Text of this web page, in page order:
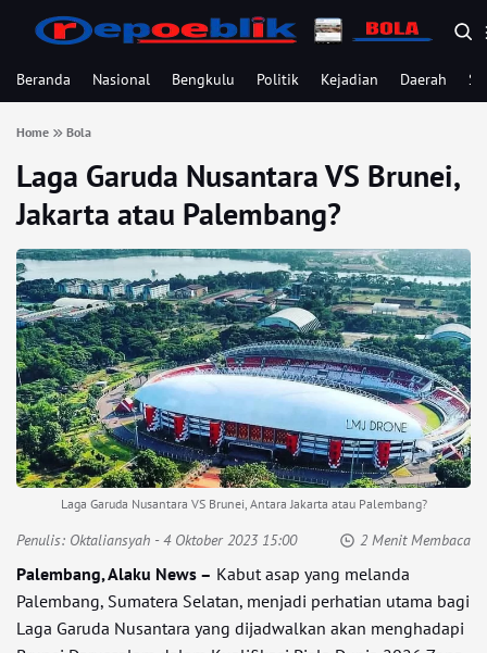
Beranda Nasional Bengkulu Politik Kejadian Daerah
Home Bola
Laga Garuda Nusantara VS Brunei,
Jakarta atau Palembang?
Laga Garuda Nusantara VS Brunei, Antara Jakarta atau Palembang?
Penulis: Oktaliansyah - 4 Oktober 2023 15:00 2 Menit Membaca
Palembang, Alaku News – Kabut asap yang melanda
Palembang, Sumatera Selatan, menjadi perhatian utama bagi
Laga Garuda Nusantara yang dijadwalkan akan menghadapi